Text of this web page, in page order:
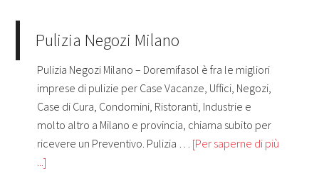
Pulizia Negozi Milano
Pulizia Negozi Milano – Doremifasol è fra le migliori
imprese di pulizie per Case Vacanze, Uffici, Negozi,
Case di Cura, Condomini, Ristoranti, Industrie e
molto altro a Milano e provincia, chiama subito per
ricevere un Preventivo. Pulizia … [Per saperne di più
...]